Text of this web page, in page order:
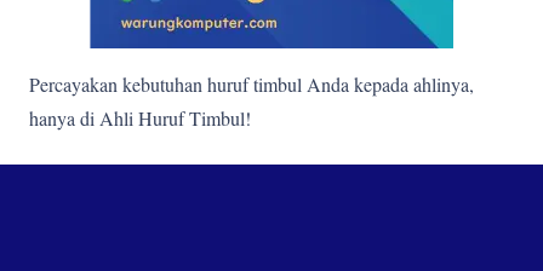
Percayakan kebutuhan huruf timbul Anda kepada ahlinya,
hanya di Ahli Huruf Timbul!